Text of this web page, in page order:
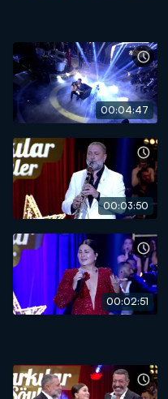
00:04:47
00:03:50
00:02:51